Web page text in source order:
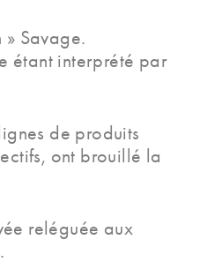
Savage.
étant interprété par
de produits
ont brouillé la
reléguée aux